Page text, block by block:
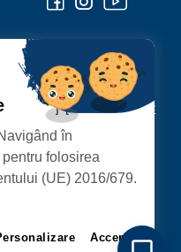
PERSONALE
M, 440026 SATU MARE
în
folosirea
(UE) 2016/679.
Accept